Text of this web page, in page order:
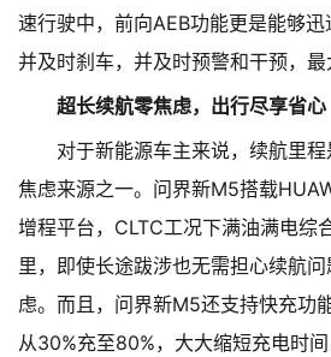
速行驶中，前向AEB功能更是能够
并及时刹车，并及时预警和干预，最
超长续航零焦虑，出行尽享省心
对于新能源车主来说，续航里
焦虑来源之一。问界新M5搭载
增程平台，CLTC工况下满油满电综
里，即使长途跋涉也无需担心续航
虑。而且，问界新M5还支持快充功
从30%充至80%，大大缩短充电时